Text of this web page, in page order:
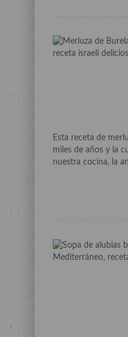
Esta receta de
miles de años y la
nuestra cocina, la